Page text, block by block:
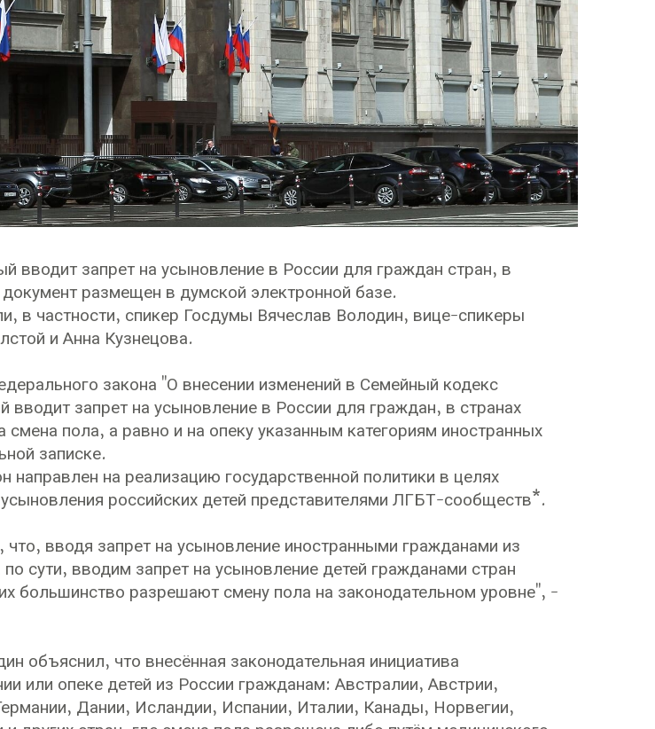
вводит запрет на усыновление в России для граждан стран, в
размещен в думской электронной базе.
в частности, спикер Госдумы Вячеслав Володин, вице-спикеры
и Анна Кузнецова.
закона "О внесении изменений в Семейный кодекс
запрет на усыновление в России для граждан, в странах
пола, а равно и на опеку указанным категориям иностранных
записке.
направлен на реализацию государственной политики в целях
российских детей представителями ЛГБТ-сообществ*.
вводя запрет на усыновление иностранными гражданами из
сути, вводим запрет на усыновление детей гражданами стран
большинство разрешают смену пола на законодательном уровне", -
объяснил, что внесённая законодательная инициатива
или опеке детей из России гражданам: Австралии, Австрии,
Дании, Исландии, Испании, Италии, Канады, Норвегии,